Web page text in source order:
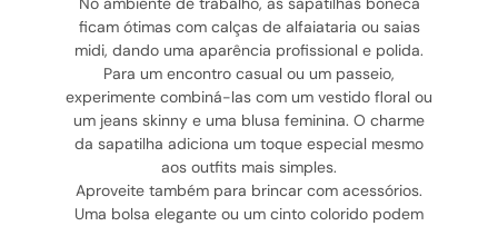
ficam ótimas com calças de alfaiataria ou saias
midi, dando uma aparência profissional e polida.
Para um encontro casual ou um passeio,
experimente combiná-las com um vestido floral ou
um jeans skinny e uma blusa feminina. O charme
da sapatilha adiciona um toque especial mesmo
aos outfits mais simples.
Aproveite também para brincar com acessórios.
Uma bolsa elegante ou um cinto colorido podem